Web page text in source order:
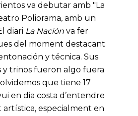
va debutar amb "La
Poliorama, amb un
diari La Nación va fer
del moment destacant
y técnica. Sus
y trinos fueron algo fuera
que tiene 17
en dia costa d’entendre
especialment en